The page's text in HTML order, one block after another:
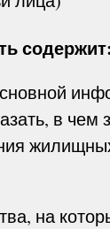
содержит:
в чем
на